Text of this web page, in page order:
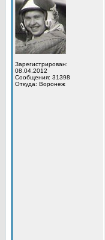
Зарегистрирован:
08.04.2012
Сообщения: 31398
Откуда: Воронеж